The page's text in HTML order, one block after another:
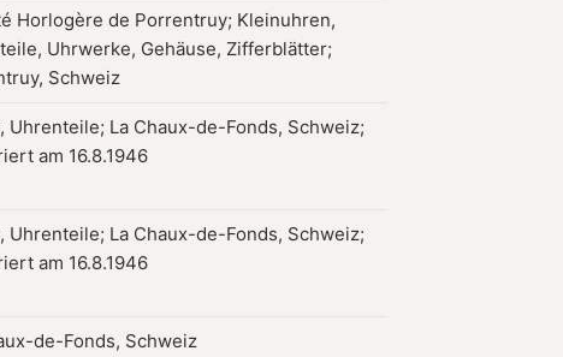
Horlogère de Porrentruy; Kleinuhren,
Uhrwerke, Gehäuse, Zifferblätter;
Schweiz
Uhrenteile; La Chaux-de-Fonds, Schweiz;
am 16.8.1946
Uhrenteile; La Chaux-de-Fonds, Schweiz;
am 16.8.1946
de-Fonds, Schweiz